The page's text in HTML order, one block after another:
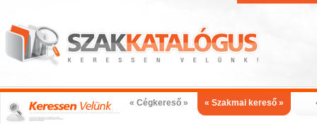
« Cégkereső » « Szakmai kereső »